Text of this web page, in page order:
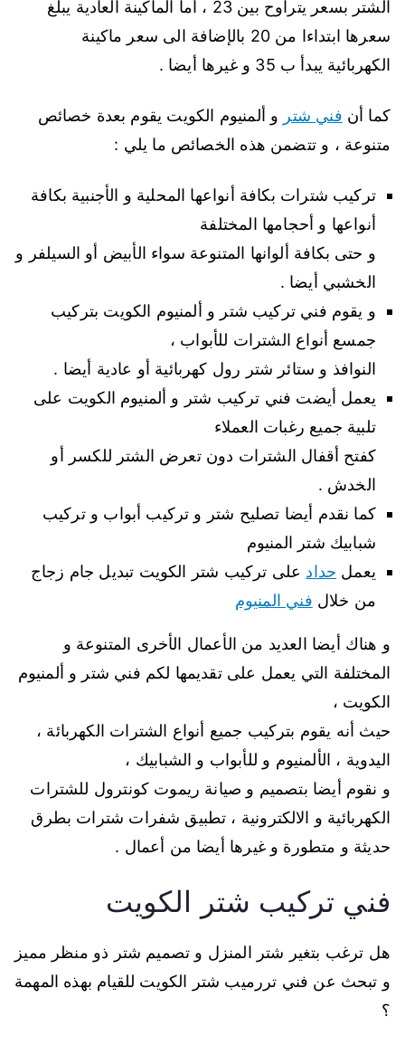
الشتر بسعر يتراوح بين 23 ، أما الماكينة العادية يبلغ
سعرها ابتداءا من 20 بالإضافة الى سعر ماكينة
الكهربائية يبدأ ب 35 و غيرها أيضا .
كما أن فني شتر و ألمنيوم الكويت يقوم بعدة خصائص
متنوعة ، و تتضمن هذه الخصائص ما يلي :
تركيب شترات بكافة أنواعها المحلية و الأجنبية بكافة
أنواعها و أحجامها المختلفة
و حتى بكافة ألوانها المتنوعة سواء الأبيض أو السيلفر و
الخشبي أيضا .
و يقوم فني تركيب شتر و ألمنيوم الكويت بتركيب
جمسع أنواع الشترات للأبواب ،
النوافذ و ستائر شتر رول كهربائية أو عادية أيضا .
يعمل أيضت فني تركيب شتر و ألمنيوم الكويت على
تلبية جميع رغبات العملاء
كفتح أقفال الشترات دون تعرض الشتر للكسر أو
الخدش .
كما نقدم أيضا تصليح شتر و تركيب أبواب و تركيب
شبابيك شتر المنيوم
يعمل حداد على تركيب شتر الكويت تبديل جام زجاج
من خلال فني المنيوم
و هناك أيضا العديد من الأعمال الأخرى المتنوعة و
المختلفة التي يعمل على تقديمها لكم فني شتر و ألمنيوم
الكويت ،
حيث أنه يقوم بتركيب جميع أنواع الشترات الكهربائة ،
اليدوية ، الألمنيوم و للأبواب و الشبابيك ،
و نقوم أيضا بتصميم و صيانة ريموت كونترول للشترات
الكهربائية و الالكترونية ، تطبيق شفرات شترات بطرق
حديثة و متطورة و غيرها أيضا من أعمال .
فني تركيب شتر الكويت
هل ترغب بتغير شتر المنزل و تصميم شتر ذو منظر مميز
و تبحث عن فني تررميب شتر الكويت للقيام بهذه المهمة
؟